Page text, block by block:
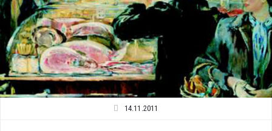
14.11.2011